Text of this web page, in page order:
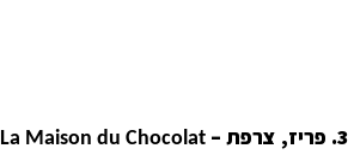
3. פריז, צרפת – La Maison du Chocolat